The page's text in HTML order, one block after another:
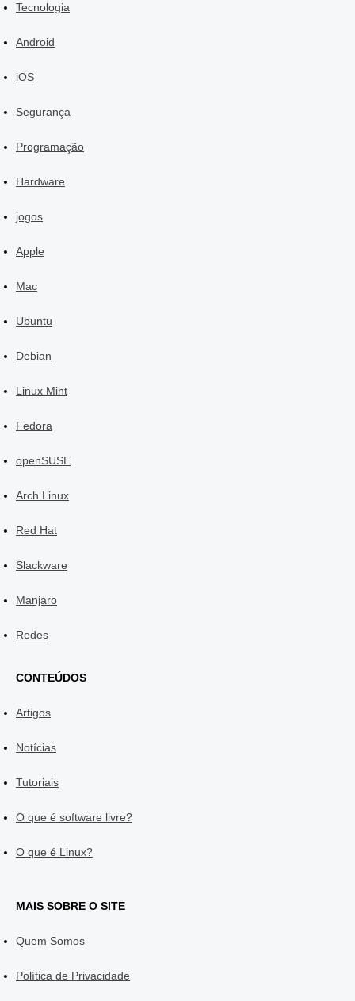
Tecnologia
Android
iOS
Segurança
Programação
Hardware
jogos
Apple
Mac
Ubuntu
Debian
Linux Mint
Fedora
openSUSE
Arch Linux
Red Hat
Slackware
Manjaro
Redes
CONTEÚDOS
Artigos
Notícias
Tutoriais
O que é software livre?
O que é Linux?
MAIS SOBRE O SITE
Quem Somos
Política de Privacidade